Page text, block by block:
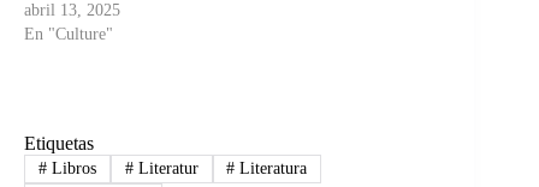
abril 13, 2025
En "Culture"
Etiquetas
#Libros #Literatur # Literatura